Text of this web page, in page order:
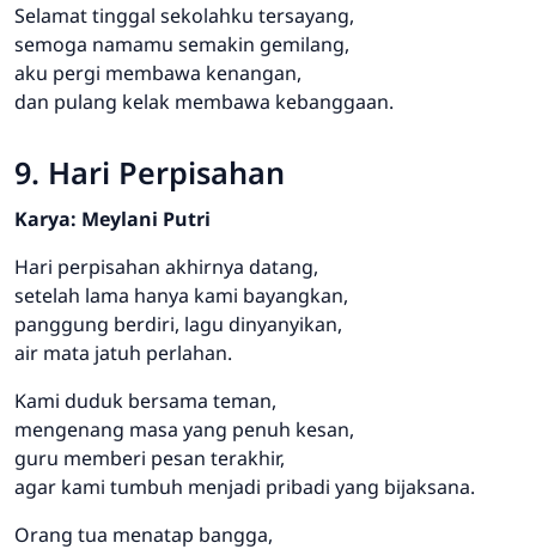
Selamat tinggal sekolahku tersayang,
semoga namamu semakin gemilang,
aku pergi membawa kenangan,
dan pulang kelak membawa kebanggaan.
9. Hari Perpisahan
Karya: Meylani Putri
Hari perpisahan akhirnya datang,
setelah lama hanya kami bayangkan,
panggung berdiri, lagu dinyanyikan,
air mata jatuh perlahan.
Kami duduk bersama teman,
mengenang masa yang penuh kesan,
guru memberi pesan terakhir,
agar kami tumbuh menjadi pribadi yang bijaksana.
Orang tua menatap bangga,